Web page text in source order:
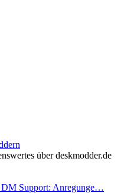
über deskmodder.de
DM Support: Anregunge…